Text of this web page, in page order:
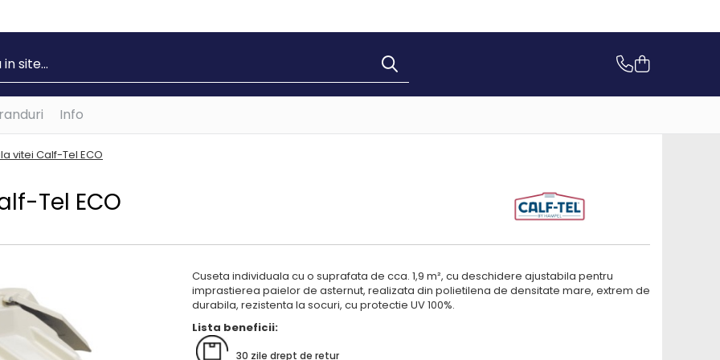
Info
vitei Calf-Tel ECO
Tel ECO
Cuseta individuala cu o suprafata de cca. 1,9 m², cu deschidere ajustabila pentru
imprastierea paielor de asternut, realizata din polietilena de densitate mare, extrem de
durabila, rezistenta la socuri, cu protectie UV 100%.
Lista beneficii:
30 zile drept de retur